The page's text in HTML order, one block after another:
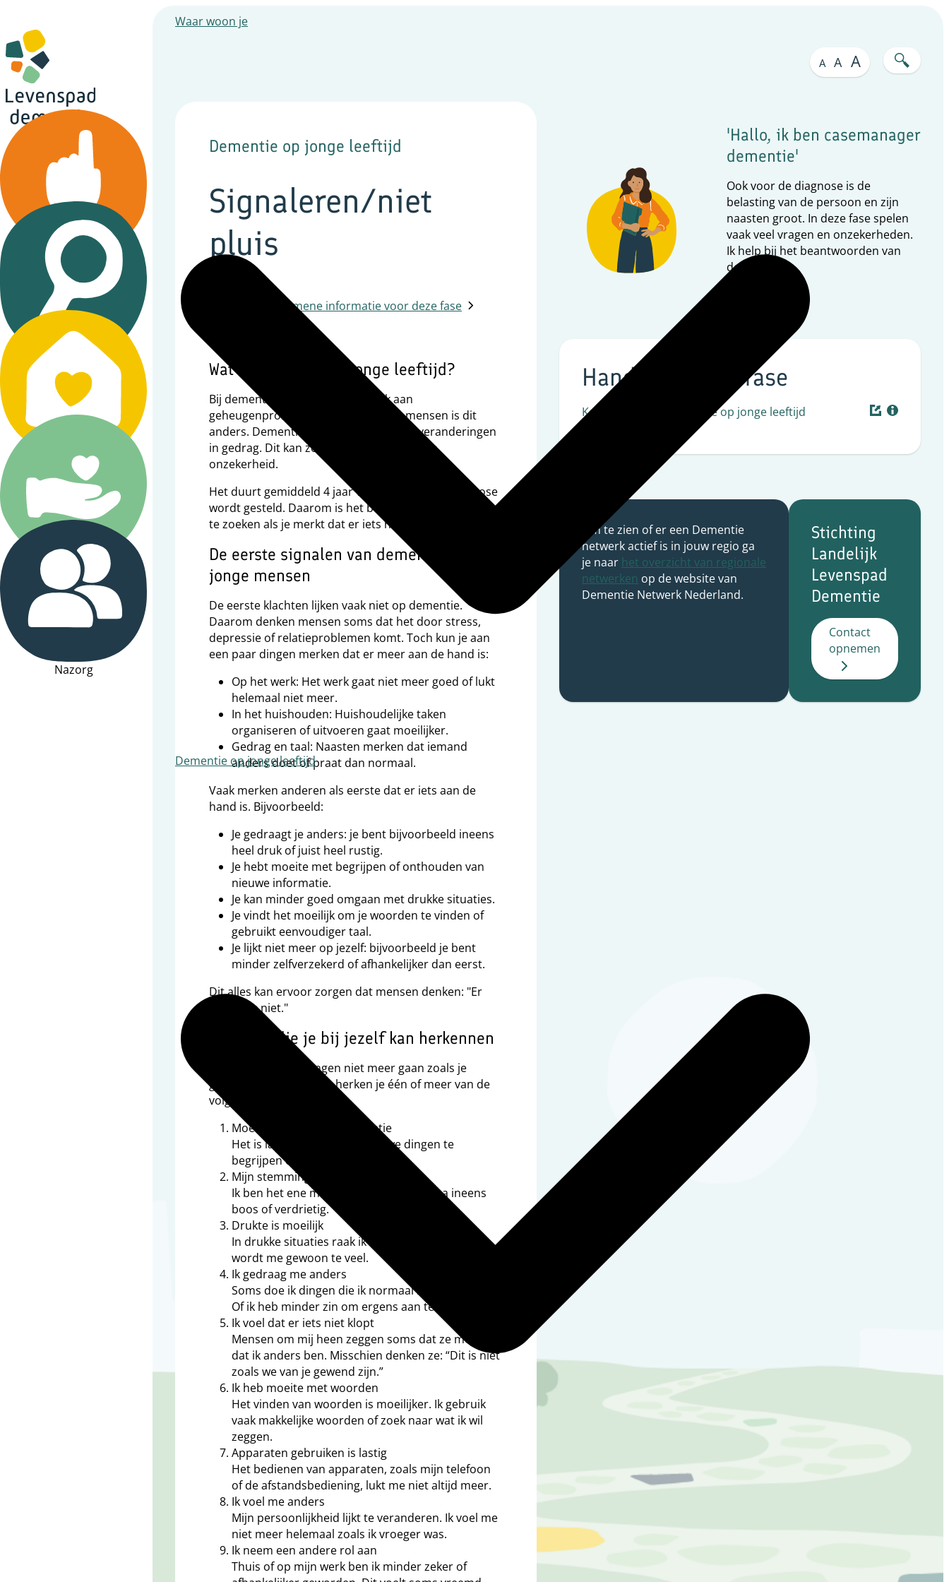
Waar woon je
Dementie op jonge leeftijd
A A A
Signaleren/niet pluis
Leven met dementie
Stervensfase
Nazorg
Dementie op jonge leeftijd
Signaleren/niet
pluis
Ga naar de algemene informatie voor deze fase
Wat is dementie op jonge leeftijd?
Bij dementie denken mensen vaak aan
geheugenproblemen. Maar bij jonge mensen is dit
anders. Dementie begint dan vaak met veranderingen
in gedrag. Dit kan zorgen voor onbegrip en
onzekerheid.
Het duurt gemiddeld 4 jaar voordat de juiste diagnose
wordt gesteld. Daarom is het belangrijk om snel hulp
te zoeken als je merkt dat er iets niet klopt.
De eerste signalen van dementie bij
jonge mensen
De eerste klachten lijken vaak niet op dementie.
Daarom denken mensen soms dat het door stress,
depressie of relatieproblemen komt. Toch kun je aan
een paar dingen merken dat er meer aan de hand is:
Op het werk: Het werk gaat niet meer goed of lukt
helemaal niet meer.
In het huishouden: Huishoudelijke taken
organiseren of uitvoeren gaat moeilijker.
Gedrag en taal: Naasten merken dat iemand
anders doet of praat dan normaal.
Vaak merken anderen als eerste dat er iets aan de
hand is. Bijvoorbeeld:
Je gedraagt je anders: je bent bijvoorbeeld ineens
heel druk of juist heel rustig.
Je hebt moeite met begrijpen of onthouden van
nieuwe informatie.
Je kan minder goed omgaan met drukke situaties.
Je vindt het moeilijk om je woorden te vinden of
gebruikt eenvoudiger taal.
Je lijkt niet meer op jezelf: bijvoorbeeld je bent
minder zelfverzekerd of afhankelijker dan eerst.
Dit alles kan ervoor zorgen dat mensen denken: "Er
klopt iets niet."
Signalen die je bij jezelf kan herkennen
Soms merk je dat dingen niet meer gaan zoals je
gewend was. Misschien herken je één of meer van de
volgende dingen:
Moeite met nieuwe informatie
Het is lastig voor mij om nieuwe dingen te
begrijpen of te onthouden.
Mijn stemming wisselt snel
Ik ben het ene moment blij, maar daarna ineens
boos of verdrietig.
Drukte is moeilijk
In drukke situaties raak ik snel in de war of het
wordt me gewoon te veel.
Ik gedraag me anders
Soms doe ik dingen die ik normaal nooit zou doen.
Of ik heb minder zin om ergens aan te beginnen.
Ik voel dat er iets niet klopt
Mensen om mij heen zeggen soms dat ze merken
dat ik anders ben. Misschien denken ze: “Dit is niet
zoals we van je gewend zijn.”
Ik heb moeite met woorden
Het vinden van woorden is moeilijker. Ik gebruik
vaak makkelijke woorden of zoek naar wat ik wil
zeggen.
Apparaten gebruiken is lastig
Het bedienen van apparaten, zoals mijn telefoon
of de afstandsbediening, lukt me niet altijd meer.
Ik voel me anders
Mijn persoonlijkheid lijkt te veranderen. Ik voel me
niet meer helemaal zoals ik vroeger was.
Ik neem een andere rol aan
Thuis of op mijn werk ben ik minder zeker of
'Hallo, ik ben casemanager
dementie'
Ook voor de diagnose is de
belasting van de persoon en zijn
naasten groot. In deze fase spelen
vaak veel vragen en onzekerheden.
Ik help bij het beantwoorden van
deze vragen.
Handig in deze fase
Kenniscentrum dementie op jonge leeftijd
Om te zien of er een Dementie
netwerk actief is in jouw regio ga
je naar het overzicht van regionale
netwerken op de website van
Dementie Netwerk Nederland.
Stichting
Landelijk
Levenspad
Dementie
Contact
opnemen